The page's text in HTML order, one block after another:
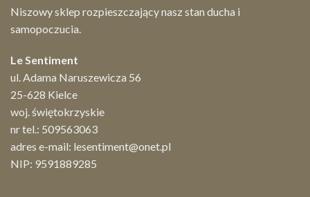
Niszowy sklep rozpieszczający nasz stan ducha i
samopoczucia.
Le Sentiment
ul. Adama Naruszewicza 56
25-628 Kielce
woj. świętokrzyskie
nr tel.: 509563063
adres e-mail: lesentiment@onet.pl
NIP: 9591889285